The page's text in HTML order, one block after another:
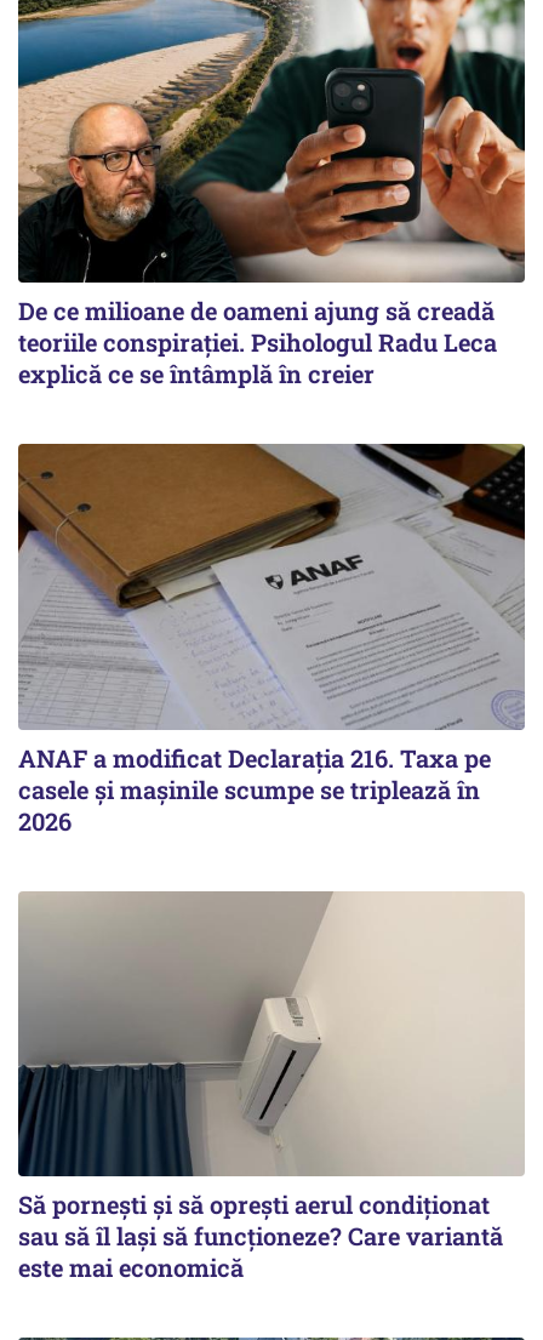
De ce milioane de oameni ajung să creadă
teoriile conspirației. Psihologul Radu Leca
explică ce se întâmplă în creier
ANAF a modificat Declarația 216. Taxa pe
casele și mașinile scumpe se triplează în
2026
Să pornești și să oprești aerul condiționat
sau să îl lași să funcționeze? Care variantă
este mai economică